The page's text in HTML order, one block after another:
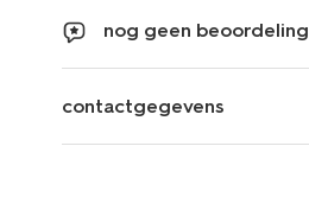
nog geen beoordeling
contactgegevens